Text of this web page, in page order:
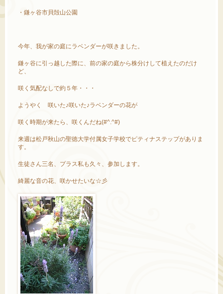
・鎌ヶ谷市貝殻山公園
今年、我が家の庭にラベンダーが咲きました。
鎌ヶ谷に引っ越した際に、前の家の庭から株分けして植えたのだけ
ど、
咲く気配なしで約５年・・・
ようやく 咲いた♪咲いた♪ラベンダーの花が
咲く時期が来たら、咲くんだね(#^.^#)
来週は松戸秋山の聖徳大学付属女子学校でピティナステップがありま
す。
生徒さん三名、プラス私も久々、参加します。
綺麗な音の花、咲かせたいな☆彡